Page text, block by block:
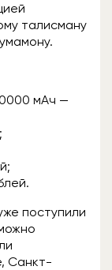
талисману
мАч —
поступили
Санкт-